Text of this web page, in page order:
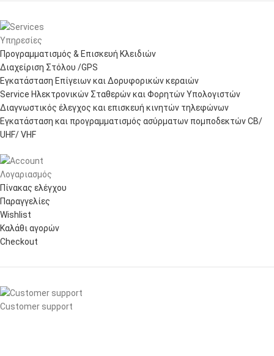
Υπηρεσίες
Προγραμματισμός & Επισκευή Κλειδιών
Διαχείριση Στόλου /GPS
Εγκατάσταση Επίγειων και Δορυφορικών κεραιών
Service Ηλεκτρονικών Σταθερών και Φορητών Υπολογιστών
Διαγνωστικός έλεγχος και επισκευή κινητών τηλεφώνων
Εγκατάσταση και προγραμματισμός ασύρματων πομποδεκτών CB/
UHF/ VHF
Λογαριασμός
Πίνακας ελέγχου
Παραγγελίες
Wishlist
Καλάθι αγορών
Checkout
Customer support